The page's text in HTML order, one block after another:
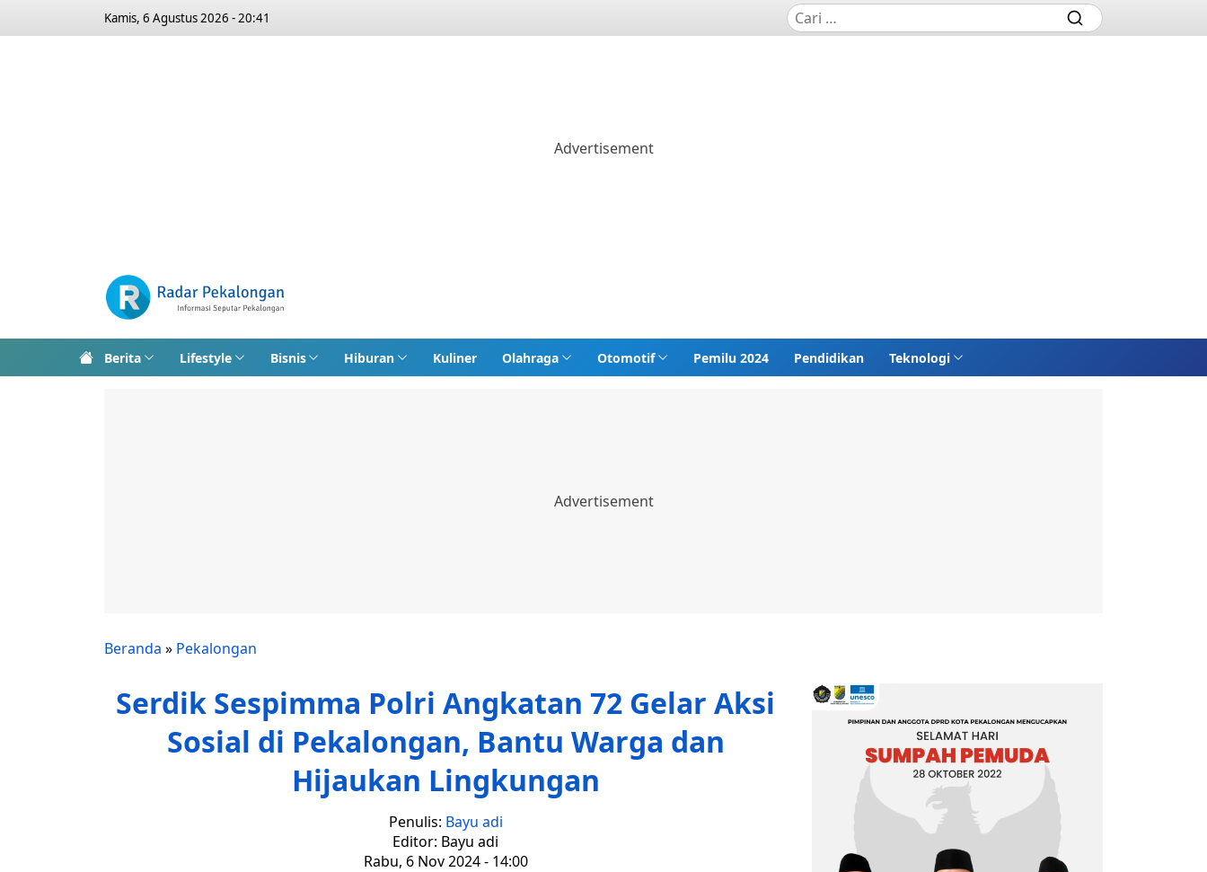
Kamis, 6 Agustus 2026 - 20:41
Berita Lifestyle Bisnis Hiburan Kuliner Olahraga Otomotif Pemilu 2024 Pendidikan Teknologi
Beranda » Pekalongan
Serdik Sespimma Polri Angkatan 72 Gelar Aksi
Sosial di Pekalongan, Bantu Warga dan
Hijaukan Lingkungan
Penulis: Bayu adi
Editor: Bayu adi
Rabu, 6 Nov 2024 - 14:00